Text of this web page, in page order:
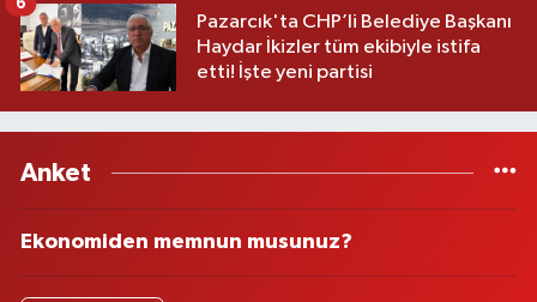
Pazarcık'ta CHP’li Belediye Başkanı
Haydar İkizler tüm ekibiyle istifa
etti! İşte yeni partisi
6
Anket
Ekonomiden memnun musunuz?